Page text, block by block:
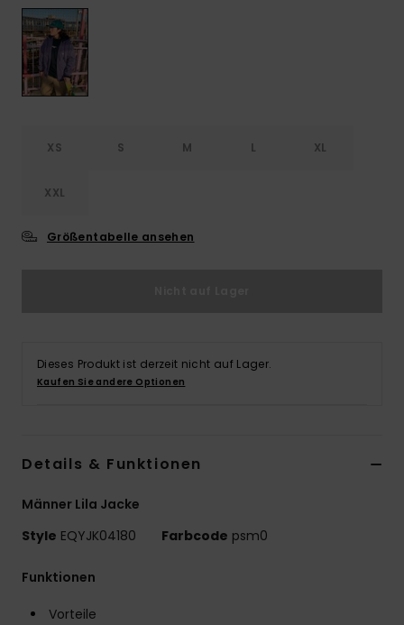
XS S M L XL
XXL
Größentabelle ansehen
Dieses Produkt ist derzeit nicht auf Lager.
Kaufen Sie andere Optionen
Details & Funktionen
Männer Lila Jacke
Style EQYJK04180 Farbcode psm0
Funktionen
Vorteile